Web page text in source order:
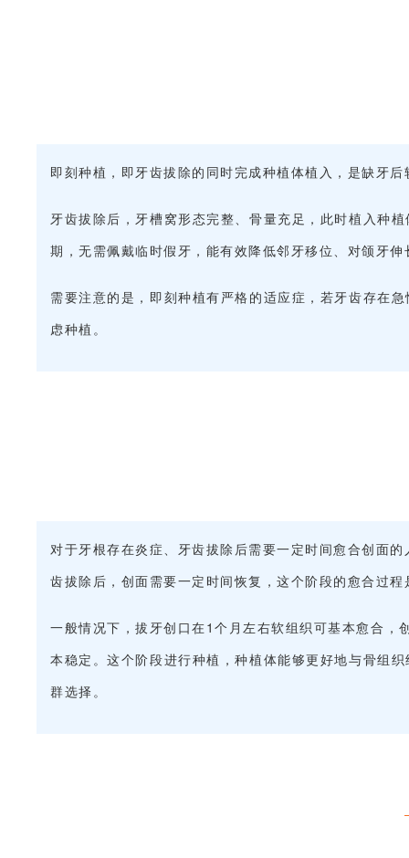
即刻种植，即牙齿拔除的同时完成种植体植入，是缺牙
牙齿拔除后，牙槽窝形态完整、骨量充足，此时植入种
期，无需佩戴临时假牙，能有效降低邻牙移位、对颌牙
需要注意的是，即刻种植有严格的适应症，若牙齿存在
虑种植。
对于牙根存在炎症、牙齿拔除后需要一定时间愈合创面
齿拔除后，创面需要一定时间恢复，这个阶段的愈合过
一般情况下，拔牙创口在1个月左右软组织可基本愈合
本稳定。这个阶段进行种植，种植体能够更好地与骨组
群选择。